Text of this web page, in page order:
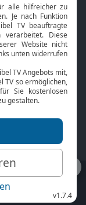
Gottesdienst